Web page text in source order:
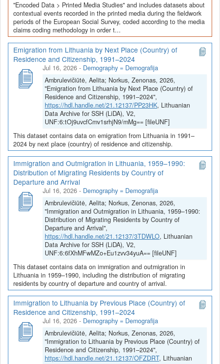
"Encoded Data > Printed Media Studies" and includes datasets about
contextual events recorded in the printed media during the fieldwork
periods of the European Social Survey, coded according to the media
claims coding methodology in order t...
Emigration from Lithuania by Next Place (Country) of
Residence and Citizenship, 1991–2024
Jul 16, 2026 - Demography = Demografija
Ambrulevičiūtė, Aelita; Norkus, Zenonas, 2026,
"Emigration from Lithuania by Next Place (Country) of
Residence and Citizenship, 1991–2024",
https://hdl.handle.net/21.12137/PP23HK, Lithuanian
Data Archive for SSH (LiDA), V2,
UNF:6:tOj9uvcfCmv1srhjN9/mMg== [fileUNF]
This dataset contains data on emigration from Lithuania in 1991–
2024 by next place (country) of residence and citizenship.
Immigration and Outmigration in Lithuania, 1959–1990:
Distribution of Migrating Residents by Country of
Departure and Arrival
Jul 16, 2026 - Demography = Demografija
Ambrulevičiūtė, Aelita; Norkus, Zenonas, 2026,
"Immigration and Outmigration in Lithuania, 1959–1990:
Distribution of Migrating Residents by Country of
Departure and Arrival",
https://hdl.handle.net/21.12137/3TDWLO, Lithuanian
Data Archive for SSH (LiDA), V2,
UNF:6:6fXhMFwMZo+Eu1zvv34yuA== [fileUNF]
This dataset contains data on immigration and outmigration in
Lithuania in 1959–1990, including the distribution of migrating
residents by country of departure and country of arrival.
Immigration to Lithuania by Previous Place (Country) of
Residence and Citizenship, 1991–2024
Jul 16, 2026 - Demography = Demografija
Ambrulevičiūtė, Aelita; Norkus, Zenonas, 2026,
"Immigration to Lithuania by Previous Place (Country) of
Residence and Citizenship, 1991–2024",
https://hdl.handle.net/21.12137/OFZDRT, Lithuanian